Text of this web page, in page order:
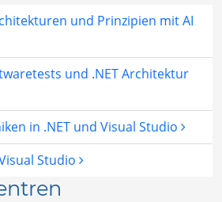
und Prinzipien mit AI
und .NET Architektur
in .NET und Visual Studio
Studio